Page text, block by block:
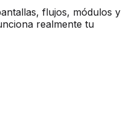
flujos, módulos y
realmente tu